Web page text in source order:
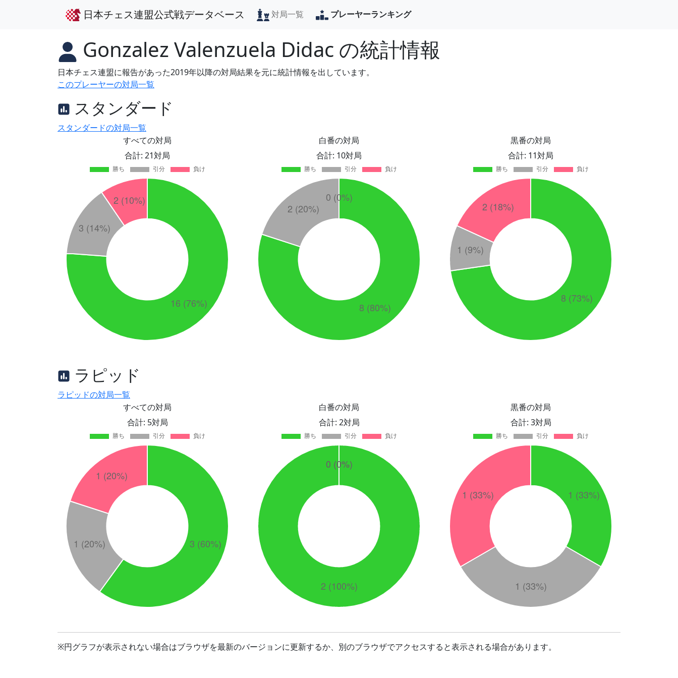
日本チェス連盟公式戦データベース 対局一覧 プレーヤーランキング
Gonzalez Valenzuela Didac の統計情報
日本チェス連盟に報告があった2019年以降の対局結果を元に統計情報を出しています。
このプレーヤーの対局一覧
スタンダード
スタンダードの対局一覧
すべての対局
合計: 21対局
白番の対局
合計: 10対局
黒番の対局
合計: 11対局
ラピッド
ラピッドの対局一覧
すべての対局
合計: 5対局
白番の対局
合計: 2対局
黒番の対局
合計: 3対局
※円グラフが表示されない場合はブラウザを最新のバージョンに更新するか、別のブラウザでアクセスすると表示される場合があります。